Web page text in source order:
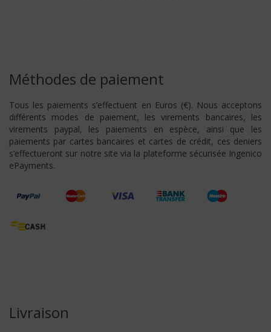
Méthodes de paiement
Tous les paiements s’effectuent en Euros (€). Nous acceptons
différents modes de paiement, les virements bancaires, les
virements paypal, les paiements en espèce, ainsi que les
paiements par cartes bancaires et cartes de crédit, ces deniers
s’effectueront sur notre site via la plateforme sécurisée Ingenico
ePayments.
Livraison